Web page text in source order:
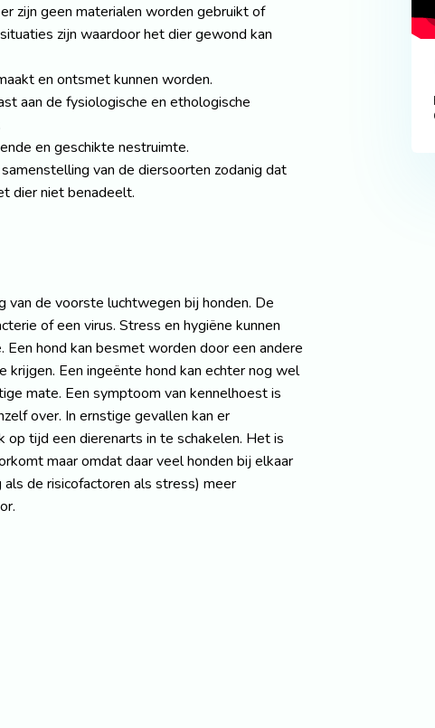
zijn geen materialen worden gebruikt of
zijn waardoor het dier gewond kan
en ontsmet kunnen worden.
aan de fysiologische en ethologische
en geschikte nestruimte.
van de diersoorten zodanig dat
dier niet benadeelt.
de voorste luchtwegen bij honden. De
of een virus. Stress en hygiëne kunnen
hond kan besmet worden door een andere
Een ingeënte hond kan echter nog wel
mate. Een symptoom van kennelhoest is
over. In ernstige gevallen kan er
tijd een dierenarts in te schakelen. Het is
maar omdat daar veel honden bij elkaar
de risicofactoren als stress) meer